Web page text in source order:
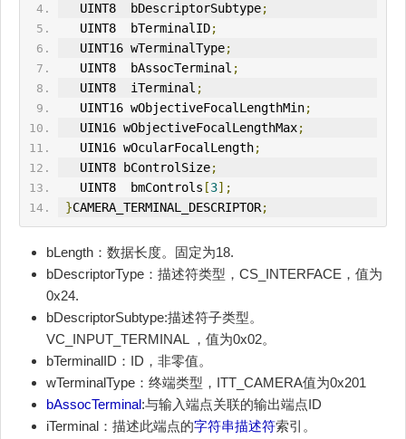
   UINT8  bDescriptorSubtype
;
   UINT8  bTerminalID
;
   UINT16 wTerminalType
;
   UINT8
bAssocTerminal ;
   UINT8  iTerminal
;
   UINT16 wObjectiveFocalLengthMin
;
   UIN16 wObjectiveFocalLengthMax
;
   UIN16 wOcularFocalLength
;
   UINT8 bControlSize
;
   UINT8  bmControls
[3];
}CAMERA_TERMINAL_DESCRIPTOR;
bLength：数据长度。固定为18.
bDescriptorType：描述符类型，CS_INTERFACE，值为
0x24.
bDescriptorSubtype:描述符子类型。
VC_INPUT_TERMINAL ，值为0x02。
bTerminalID：ID，非零值。
wTerminalType：终端类型，ITT_CAMERA值为0x201
bAssocTerminal:与输入端点关联的输出端点ID
iTerminal：描述此端点的字符串描述符索引。